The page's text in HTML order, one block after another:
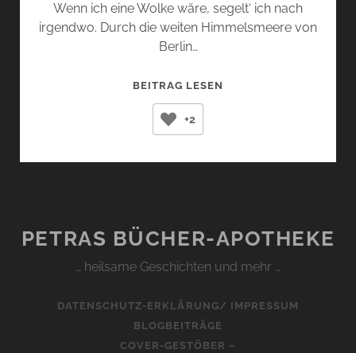
Wenn ich eine Wolke wäre, segelt‘ ich nach
irgendwo. Durch die weiten Himmelsmeere von
Berlin…
BEITRAG LESEN
WÄRE
+2
PETRAS BÜCHER-APOTHEKE
… heilsame Geschichten und mehr …
DATENSCHUTZ-ERKLÄRUNG/ IMPRESSUM
BLOGBEITRÄGE
COVER-GESTÖBER –